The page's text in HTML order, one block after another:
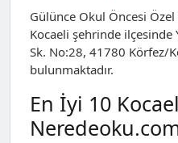
Gülünce Okul Öncesi
Kocaeli şehrinde ilçesinde
Sk. No:28, 41780 Körfez/
bulunmaktadır.
En İyi 10